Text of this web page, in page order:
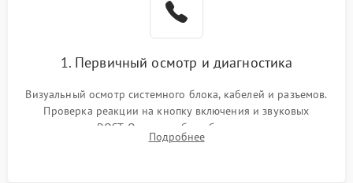
1. Первичный осмотр и диагностика
Визуальный осмотр системного блока, кабелей и разъемов.
Проверка реакции на кнопку включения и звуковых
сигналов POST. Оценка работы блока питания для
локализации базовых неисправностей без полного разбора.
Подробнее